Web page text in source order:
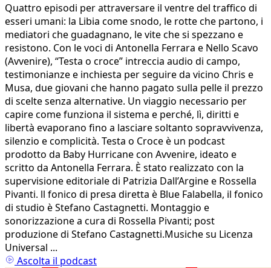
Quattro episodi per attraversare il ventre del traffico di
esseri umani: la Libia come snodo, le rotte che partono, i
mediatori che guadagnano, le vite che si spezzano e
resistono. Con le voci di Antonella Ferrara e Nello Scavo
(Avvenire), “Testa o croce” intreccia audio di campo,
testimonianze e inchiesta per seguire da vicino Chris e
Musa, due giovani che hanno pagato sulla pelle il prezzo
di scelte senza alternative. Un viaggio necessario per
capire come funziona il sistema e perché, lì, diritti e
libertà evaporano fino a lasciare soltanto sopravvivenza,
silenzio e complicità. Testa o Croce è un podcast
prodotto da Baby Hurricane con Avvenire, ideato e
scritto da Antonella Ferrara. È stato realizzato con la
supervisione editoriale di Patrizia Dall’Argine e Rossella
Pivanti. ll fonico di presa diretta è Blue Falabella, il fonico
di studio è Stefano Castagnetti. Montaggio e
sonorizzazione a cura di Rossella Pivanti; post
produzione di Stefano Castagnetti.Musiche su Licenza
Universal ...
Ascolta il podcast